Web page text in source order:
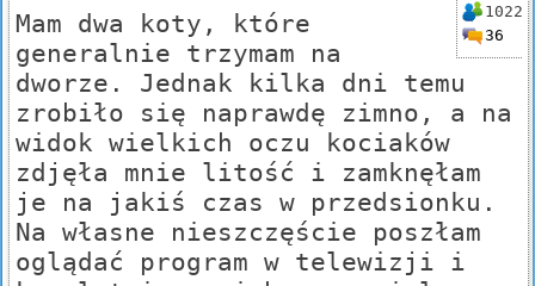
1022
36
Mam dwa koty, które
generalnie trzymam na
dworze. Jednak kilka dni temu
zrobiło się naprawdę zimno, a na
widok wielkich oczu kociaków
zdjęła mnie litość i zamknęłam
je na jakiś czas w przedsionku.
Na własne nieszczęście poszłam
oglądać program w telewizji i